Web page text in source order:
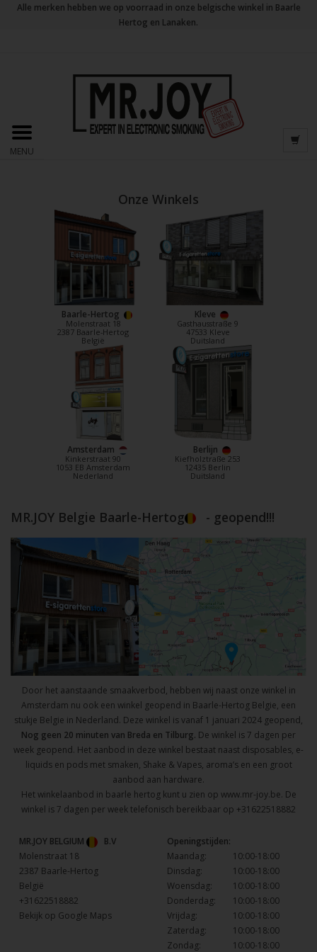
Alle merken hebben we op voorraad in onze belgische winkel in Baarle
Hertog en Lanaken.
MENU
Onze Winkels
Baarle-Hertog
Molenstraat 18
2387 Baarle-Hertog
België
Kleve
Gasthausstraße 9
47533 Kleve
Duitsland
Amsterdam
Kinkerstraat 90
1053 EB Amsterdam
Nederland
Berlijn
Kiefholztraße 253
12435 Berlin
Duitsland
MR.JOY Belgie Baarle-Hertog - geopend!!!
Door het aanstaande smaakverbod, hebben wij naast onze winkel in
Amsterdam nu ook een winkel geopend in Baarle-Hertog Belgie, een
stukje Belgie in Nederland. Deze winkel is vanaf 1 januari 2024 geopend,
Nog geen 20 minuten van Breda en Tilburg. De winkel is 7 dagen per
week geopend. Het aanbod in deze winkel bestaat naast disposables, e-
liquids en pods met smaken, Shake & Vapes, aroma’s en een groot
aanbod aan hardware.
Het winkelaanbod in baarle hertog kunt u zien op www.mr-joy.be. De
winkel is 7 dagen per week telefonisch bereikbaar op +31622518882
MR.JOY BELGIUM
B.V
Molenstraat 18
2387 Baarle-Hertog
België
+31622518882
Bekijk op Google Maps
Openingstijden:
Maandag:
10:00-18:00
Dinsdag:
10:00-18:00
Woensdag:
10:00-18:00
Donderdag:
10:00-18:00
Vrijdag:
10:00-18:00
Zaterdag:
10:00-18:00
Zondag:
10:00-18:00